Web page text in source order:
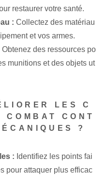
restaurer votre santé.
: Collectez des matériau
et vos armes.
Obtenez des ressources po
munitions et des objets ut
LES C
COMBAT CONT
?
: Identifiez les points fai
pour attaquer plus efficac